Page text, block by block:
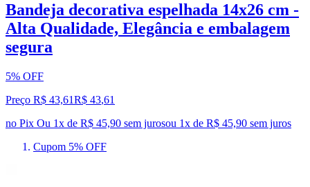
Bandeja decorativa espelhada 14x26 cm -
Alta Qualidade, Elegância e embalagem
segura
5% OFF
Preço R$ 43,61R$ 43,61
no Pix Ou 1x de R$ 45,90 sem jurosou 1x de R$ 45,90 sem juros
Cupom 5% OFF